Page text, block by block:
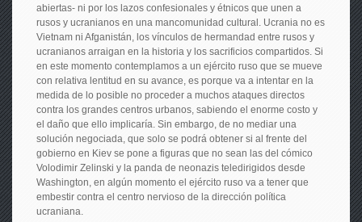
abiertas- ni por los lazos confesionales y étnicos que unen a
rusos y ucranianos en una mancomunidad cultural. Ucrania no es
Vietnam ni Afganistán, los vínculos de hermandad entre rusos y
ucranianos arraigan en la historia y los sacrificios compartidos. Si
en este momento contemplamos a un ejército ruso que se mueve
con relativa lentitud en su avance, es porque va a intentar en la
medida de lo posible no proceder a muchos ataques directos
contra los grandes centros urbanos, sabiendo el enorme costo y
el daño que ello implicaría. Sin embargo, de no mediar una
solución negociada, que solo se podrá obtener si al frente del
gobierno en Kiev se pone a figuras que no sean las del cómico
Volodimir Zelinski y la panda de neonazis teledirigidos desde
Washington, en algún momento el ejército ruso va a tener que
embestir contra el centro nervioso de la dirección política
ucraniana.